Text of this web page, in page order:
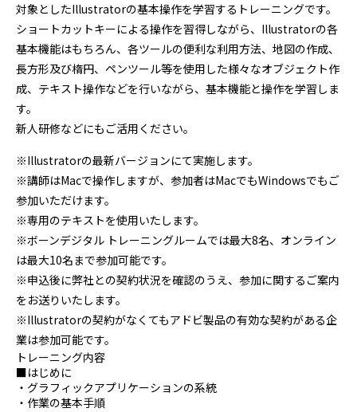
対象としたIllustratorの基本操作を学習するトレーニングです。
ショートカットキーによる操作を習得しながら、Illustratorの各
基本機能はもちろん、各ツールの便利な利用方法、地図の作成、
長方形及び楕円、ペンツール等を使用した様々なオブジェクト作
成、テキスト操作などを行いながら、基本機能と操作を学習しま
す。
新人研修などにもご活用ください。
※Illustratorの最新バージョンにて実施します。
※講師はMacで操作しますが、参加者はMacでもWindowsでもご
参加いただけます。
※専用のテキストを使用いたします。
※ボーンデジタル トレーニングルームでは最大8名、オンライン
は最大10名まで参加可能です。
※申込後に弊社との契約状況を確認のうえ、参加に関するご案内
をお送りいたします。
※Illustratorの契約がなくてもアドビ製品の有効な契約がある企
業は参加可能です。
トレーニング内容
■はじめに
・グラフィックアプリケーションの系統
・作業の基本手順